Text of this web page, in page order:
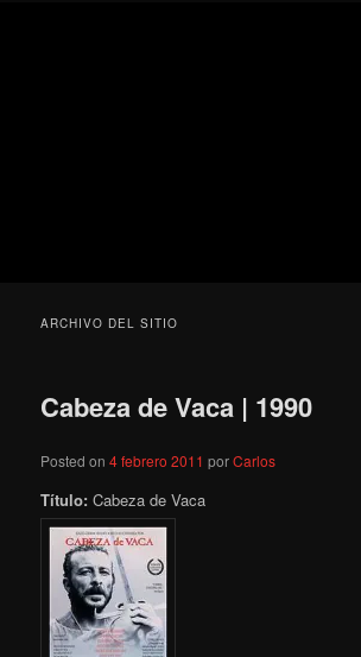
ARCHIVO DEL SITIO
Cabeza de Vaca | 1990
Posted on4 febrero 2011 porCarlos
Título: Cabeza de Vaca